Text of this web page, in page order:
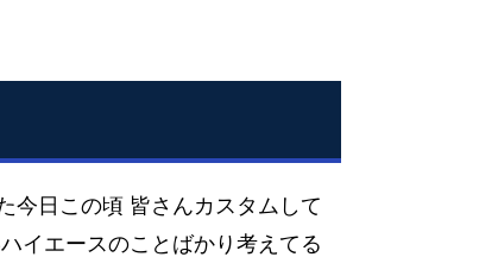
今日この頃 皆さんカスタムして
イエースのことばかり考えてる